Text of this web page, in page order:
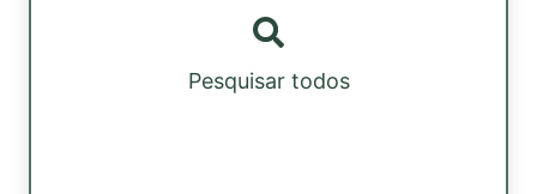
Pesquisar todos